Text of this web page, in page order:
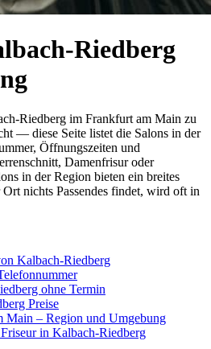
Riedberg
Riedberg im Frankfurt am Main zu
— diese Seite listet die Salons in der
Öffnungszeiten und
Damenfrisur oder
in der Region bieten ein breites
nichts Passendes findet, wird oft in
Kalbach-Riedberg
ohne Termin
Preise
Main – Region und Umgebung
in Kalbach-Riedberg